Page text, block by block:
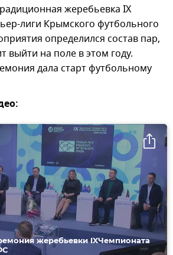
жеребьевка IX
лиги Крымского футбольного
определился состав пар,
выйти на поле в этом году.
дала старт футбольному
жеребьевки IXЧемпионата